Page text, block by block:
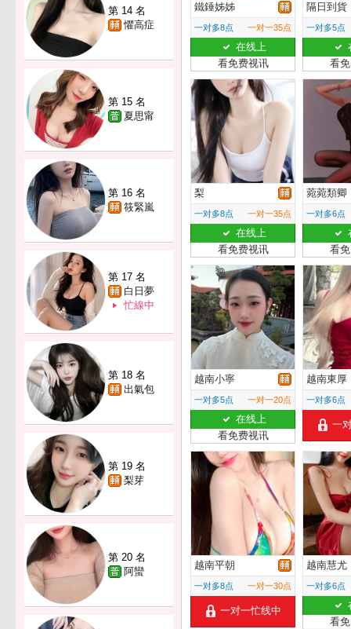
第 14 名
懼高症
第 15 名
夏思甯
第 16 名
筱緊嵐
第 17 名
白日夢
忙線中
第 18 名
出氣包
第 19 名
梨芽
第 20 名
阿蠻
鐵錘姊姊
一对多8点 一对一35点
在线上
看免费视讯
隔日到貨
一对多5点
看
梨
一对多8点 一对一35点
在线上
看免费视讯
菀菀類卿
一对多6点
看
越南小寧
一对多5点 一对一20点
在线上
看免费视讯
越南東厚
一对多6点
一
越南平朝
一对多8点 一对一30点
一对一忙线中
越南慧尤
一对多6点
看